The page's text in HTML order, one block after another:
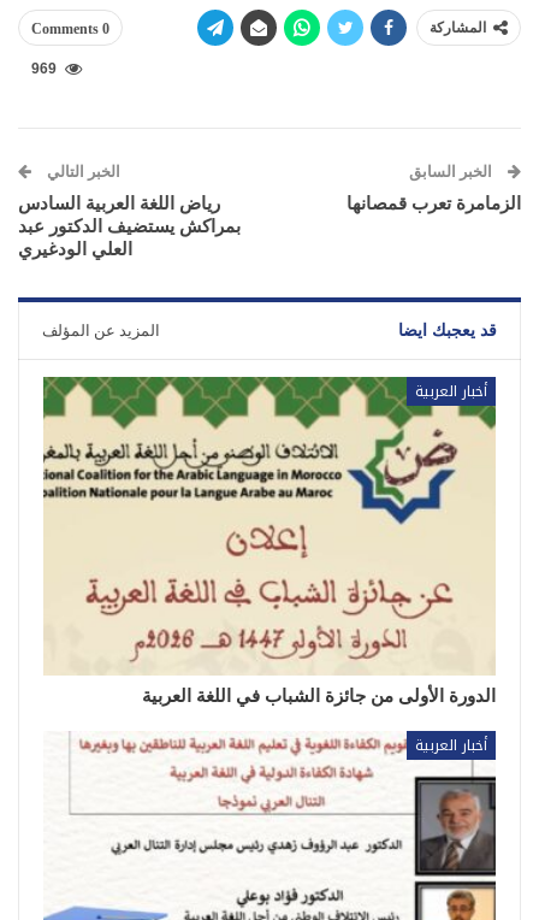
المشاركة 0 Comments
969
الخبر السابق
الزمامرة تعرب قمصانها
الخبر التالي
رياض اللغة العربية السادس
بمراكش يستضيف الدكتور عبد
العلي الودغيري
قد يعجبك ايضا المزيد عن المؤلف
أخبار العربية
الدورة الأولى من جائزة الشباب في اللغة العربية
أخبار العربية